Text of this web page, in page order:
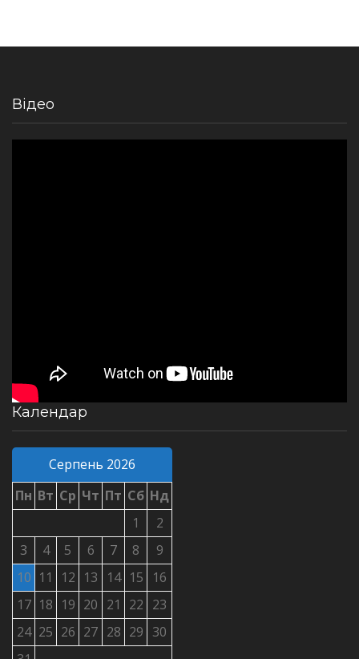
Відео
Календар
Серпень 2026
Пн Вт Ср Чт Пт Сб Нд
1
2
3
4 5 6 7 8
9
10 11 12 13 14 15
16
17 18 19 20 21 22 23
24 25 26 27 28 29 30